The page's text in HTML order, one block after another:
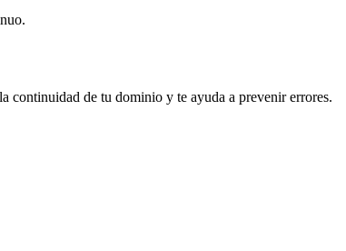
continuidad de tu dominio y te ayuda a prevenir errores.